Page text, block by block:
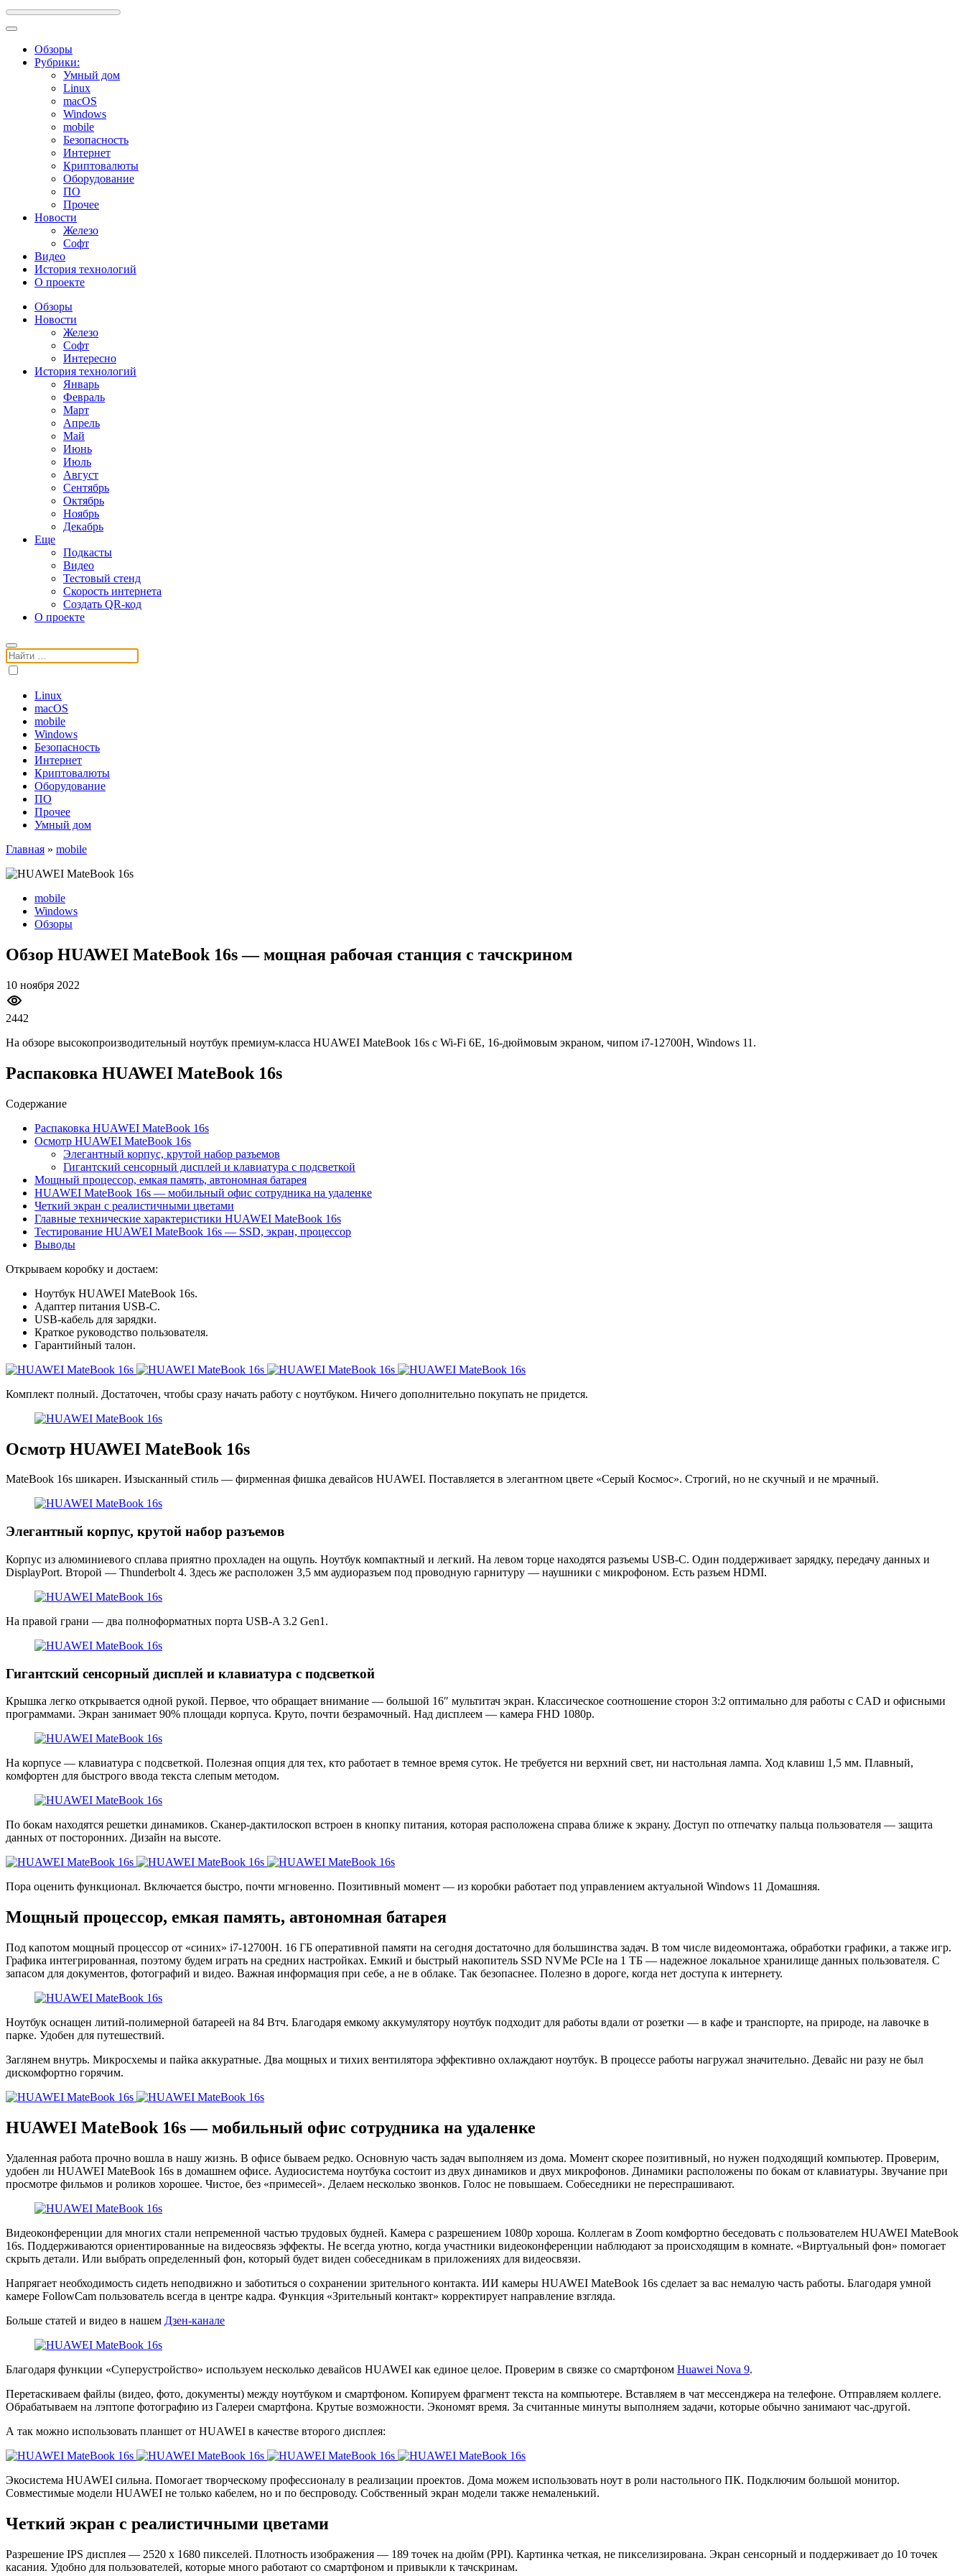
Обзоры
Рубрики:
Умный дом
Linux
macOS
Windows
mobile
Безопасность
Интернет
Криптовалюты
Оборудование
ПО
Прочее
Новости
Железо
Софт
Видео
История технологий
О проекте
Обзоры
Новости
Железо
Софт
Интересно
История технологий
Январь
Февраль
Март
Апрель
Май
Июнь
Июль
Август
Сентябрь
Октябрь
Ноябрь
Декабрь
Еще
Подкасты
Видео
Тестовый стенд
Скорость интернета
Создать QR-код
О проекте
Поиск:
Linux
macOS
mobile
Windows
Безопасность
Интернет
Криптовалюты
Оборудование
ПО
Прочее
Умный дом
Главная » mobile
mobile
Windows
Обзоры
Обзор HUAWEI MateBook 16s — мощная рабочая станция с тачскрином
10 ноября 2022
2442
На обзоре высокопроизводительный ноутбук премиум-класса HUAWEI MateBook 16s с Wi-Fi 6E, 16-дюймовым экраном, чипом i7-12700H, Windows 11.
Распаковка HUAWEI MateBook 16s
Содержание
Распаковка HUAWEI MateBook 16s
Осмотр HUAWEI MateBook 16s
Элегантный корпус, крутой набор разъемов
Гигантский сенсорный дисплей и клавиатура с подсветкой
Мощный процессор, емкая память, автономная батарея
HUAWEI MateBook 16s — мобильный офис сотрудника на удаленке
Четкий экран с реалистичными цветами
Главные технические характеристики HUAWEI MateBook 16s
Тестирование HUAWEI MateBook 16s — SSD, экран, процессор
Выводы
Открываем коробку и достаем:
Ноутбук HUAWEI MateBook 16s.
Адаптер питания USB-C.
USB-кабель для зарядки.
Краткое руководство пользователя.
Гарантийный талон.
Комплект полный. Достаточен, чтобы сразу начать работу с ноутбуком. Ничего дополнительно покупать не придется.
Осмотр HUAWEI MateBook 16s
MateBook 16s шикарен. Изысканный стиль — фирменная фишка девайсов HUAWEI. Поставляется в элегантном цвете «Серый Космос». Строгий, но не скучный и не мрачный.
Элегантный корпус, крутой набор разъемов
Корпус из алюминиевого сплава приятно прохладен на ощупь. Ноутбук компактный и легкий. На левом торце находятся разъемы USB-C. Один поддерживает зарядку, передачу данных и
DisplayPort. Второй — Thunderbolt 4. Здесь же расположен 3,5 мм аудиоразъем под проводную гарнитуру — наушники с микрофоном. Есть разъем HDMI.
На правой грани — два полноформатных порта USB-A 3.2 Gen1.
Гигантский сенсорный дисплей и клавиатура с подсветкой
Крышка легко открывается одной рукой. Первое, что обращает внимание — большой 16″ мультитач экран. Классическое соотношение сторон 3:2 оптимально для работы с CAD и офисными
программами. Экран занимает 90% площади корпуса. Круто, почти безрамочный. Над дисплеем — камера FHD 1080p.
На корпусе — клавиатура с подсветкой. Полезная опция для тех, кто работает в темное время суток. Не требуется ни верхний свет, ни настольная лампа. Ход клавиш 1,5 мм. Плавный,
комфортен для быстрого ввода текста слепым методом.
По бокам находятся решетки динамиков. Сканер-дактилоскоп встроен в кнопку питания, которая расположена справа ближе к экрану. Доступ по отпечатку пальца пользователя — защита
данных от посторонних. Дизайн на высоте.
Пора оценить функционал. Включается быстро, почти мгновенно. Позитивный момент — из коробки работает под управлением актуальной Windows 11 Домашняя.
Мощный процессор, емкая память, автономная батарея
Под капотом мощный процессор от «синих» i7-12700H. 16 ГБ оперативной памяти на сегодня достаточно для большинства задач. В том числе видеомонтажа, обработки графики, а также игр.
Графика интегрированная, поэтому будем играть на средних настройках. Емкий и быстрый накопитель SSD NVMe PCIe на 1 ТБ — надежное локальное хранилище данных пользователя. С
запасом для документов, фотографий и видео. Важная информация при себе, а не в облаке. Так безопаснее. Полезно в дороге, когда нет доступа к интернету.
Ноутбук оснащен литий-полимерной батареей на 84 Втч. Благодаря емкому аккумулятору ноутбук подходит для работы вдали от розетки — в кафе и транспорте, на природе, на лавочке в
парке. Удобен для путешествий.
Заглянем внутрь. Микросхемы и пайка аккуратные. Два мощных и тихих вентилятора эффективно охлаждают ноутбук. В процессе работы нагружал значительно. Девайс ни разу не был
дискомфортно горячим.
HUAWEI MateBook 16s — мобильный офис сотрудника на удаленке
Удаленная работа прочно вошла в нашу жизнь. В офисе бываем редко. Основную часть задач выполняем из дома. Момент скорее позитивный, но нужен подходящий компьютер. Проверим,
удобен ли HUAWEI MateBook 16s в домашнем офисе. Аудиосистема ноутбука состоит из двух динамиков и двух микрофонов. Динамики расположены по бокам от клавиатуры. Звучание при
просмотре фильмов и роликов хорошее. Чистое, без «примесей». Делаем несколько звонков. Голос не повышаем. Собеседники не переспрашивают.
Видеоконференции для многих стали непременной частью трудовых будней. Камера с разрешением 1080p хороша. Коллегам в Zoom комфортно беседовать с пользователем HUAWEI MateBook
16s. Поддерживаются ориентированные на видеосвязь эффекты. Не всегда уютно, когда участники видеоконференции наблюдают за происходящим в комнате. «Виртуальный фон» помогает
скрыть детали. Или выбрать определенный фон, который будет виден собеседникам в приложениях для видеосвязи.
Напрягает необходимость сидеть неподвижно и заботиться о сохранении зрительного контакта. ИИ камеры HUAWEI MateBook 16s сделает за вас немалую часть работы. Благодаря умной
камере FollowCam пользователь всегда в центре кадра. Функция «Зрительный контакт» корректирует направление взгляда.
Больше статей и видео в нашем Дзен-канале
Благодаря функции «Суперустройство» используем несколько девайсов HUAWEI как единое целое. Проверим в связке со смартфоном Huawei Nova 9.
Перетаскиваем файлы (видео, фото, документы) между ноутбуком и смартфоном. Копируем фрагмент текста на компьютере. Вставляем в чат мессенджера на телефоне. Отправляем коллеге.
Обрабатываем на лэптопе фотографию из Галереи смартфона. Крутые возможности. Экономят время. За считанные минуты выполняем задачи, которые обычно занимают час-другой.
А так можно использовать планшет от HUAWEI в качестве второго дисплея:
Экосистема HUAWEI сильна. Помогает творческому профессионалу в реализации проектов. Дома можем использовать ноут в роли настольного ПК. Подключим большой монитор.
Совместимые модели HUAWEI не только кабелем, но и по беспроводу. Собственный экран модели также немаленький.
Четкий экран с реалистичными цветами
Разрешение IPS дисплея — 2520 х 1680 пикселей. Плотность изображения — 189 точек на дюйм (PPI). Картинка четкая, не пикселизирована. Экран сенсорный и поддерживает до 10 точек
касания. Удобно для пользователей, которые много работают со смартфоном и привыкли к тачскринам.